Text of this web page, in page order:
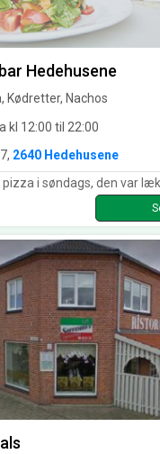
Hedehusene
Kødretter, Nachos
kl 12:00 til 22:00
2640 Hedehusene
i søndags, den var